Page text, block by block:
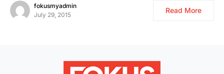
fokusmyadmin
July 29, 2015
Read More